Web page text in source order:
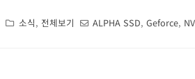
소식, 전체보기 ALPHA SSD,Geforce,